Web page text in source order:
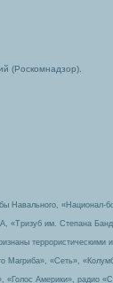
(Роскомнадзор).
Навального, «Национал-
«Тризуб им. Степана
Магриба», «Сеть»,
«Голос Америки», радио